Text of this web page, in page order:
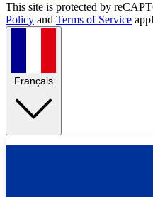
This site is protected by
Policy and Terms of Service
Français